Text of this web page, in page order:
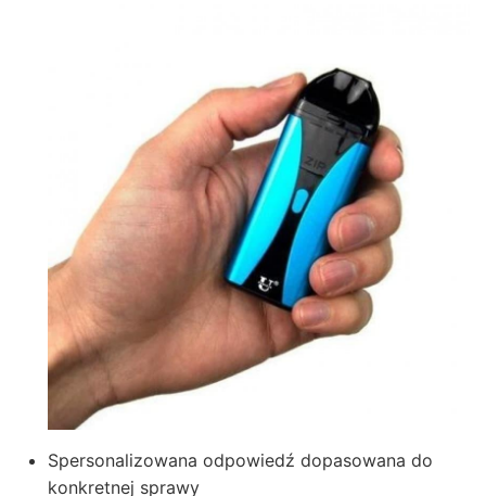
Spersonalizowana odpowiedź dopasowana do
konkretnej sprawy